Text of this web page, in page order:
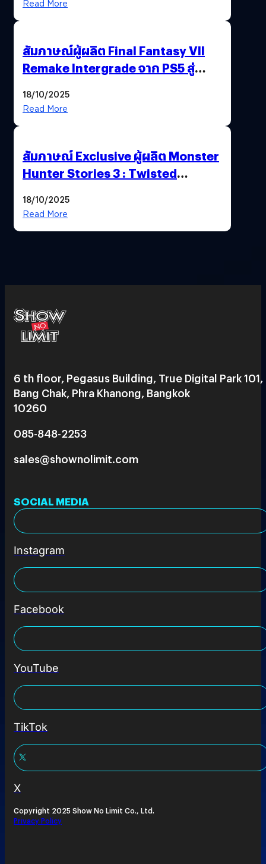
Read More
สัมภาษณ์ผู้ผลิต Final Fantasy VII
Remake Intergrade จาก PS5 สู่
18/10/2025
Read More
สัมภาษณ์ Exclusive ผู้ผลิต Monster
Hunter Stories 3 : Twisted
สวยฉ่ำ !
18/10/2025
Read More
6 th floor, Pegasus Building, True Digital Park 101,
Bang Chak, Phra Khanong, Bangkok
10260
085-848-2253
sales@shownolimit.com
SOCIAL MEDIA
Instagram
Facebook
YouTube
TikTok
X
Copyright 2025 Show No Limit Co., Ltd.
Privacy Policy